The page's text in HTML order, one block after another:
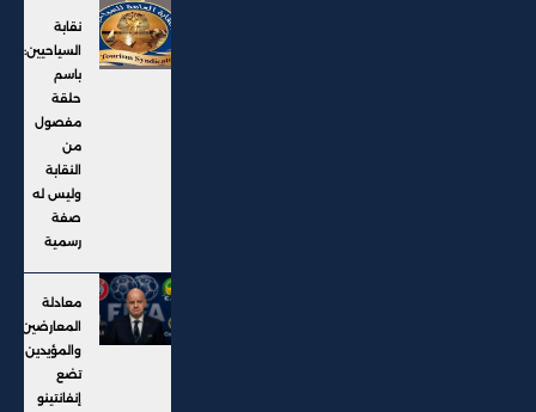
نقابة
السياحيين:
باسم
حلقة
مفصول
من
النقابة
وليس له
صفة
رسمية
معادلة
المعارضين
والمؤيدين
تضع
إنفانتينو